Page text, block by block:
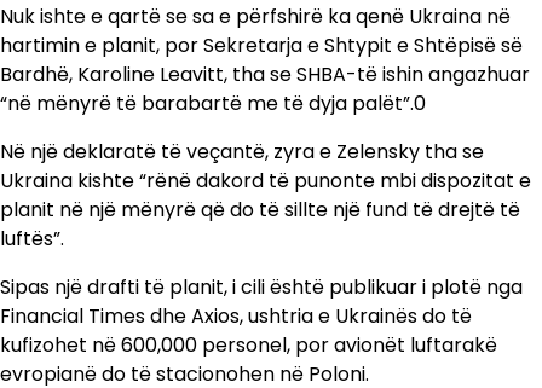
Nuk ishte e qartë se sa e përfshirë ka qenë Ukraina në
hartimin e planit, por Sekretarja e Shtypit e Shtëpisë së
Bardhë, Karoline Leavitt, tha se SHBA-të ishin angazhuar
“në mënyrë të barabartë me të dyja palët”.0
Në një deklaratë të veçantë, zyra e Zelensky tha se
Ukraina kishte “rënë dakord të punonte mbi dispozitat e
planit në një mënyrë që do të sillte një fund të drejtë të
luftës”.
Sipas një drafti të planit, i cili është publikuar i plotë nga
Financial Times dhe Axios, ushtria e Ukrainës do të
kufizohet në 600,000 personel, por avionët luftarakë
evropianë do të stacionohen në Poloni.